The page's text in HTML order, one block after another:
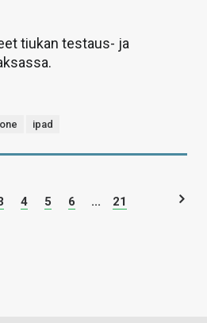
tiukan testaus- ja
ipad
4 5 6 ... 21